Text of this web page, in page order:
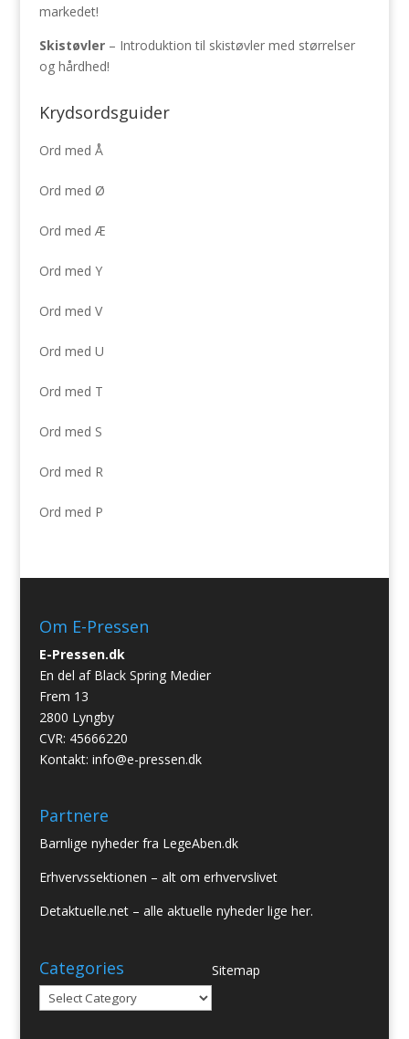
markedet!
Skistøvler – Introduktion til skistøvler med størrelser
og hårdhed!
Krydsordsguider
Ord med Å
Ord med Ø
Ord med Æ
Ord med Y
Ord med V
Ord med U
Ord med T
Ord med S
Ord med R
Ord med P
Om E-Pressen
E-Pressen.dk
En del af Black Spring Medier
Frem 13
2800 Lyngby
CVR: 45666220
Kontakt: info@e-pressen.dk
Partnere
Barnlige nyheder fra LegeAben.dk
Erhvervssektionen – alt om erhvervslivet
Detaktuelle.net– alle aktuelle nyheder lige her.
Categories
Categories
Sitemap